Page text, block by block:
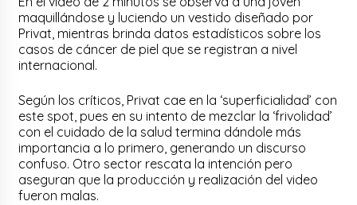
maquillándose y luciendo un vestido diseñado por
Privat, mientras brinda datos estadísticos sobre los
casos de cáncer de piel que se registran a nivel
internacional.
Según los críticos, Privat cae en la ‘superficialidad’ con
este spot, pues en su intento de mezclar la ‘frivolidad’
con el cuidado de la salud termina dándole más
importancia a lo primero, generando un discurso
confuso. Otro sector rescata la intención pero
aseguran que la producción y realización del video
fueron malas.